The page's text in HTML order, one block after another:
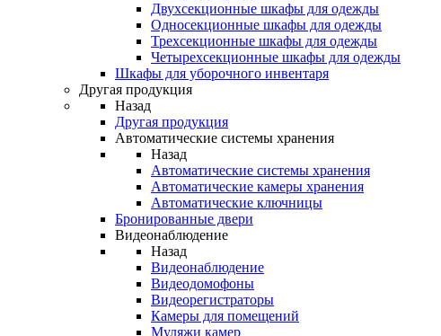
Двухсекционные шкафы для одежды
Односекционные шкафы для одежды
Трехсекционные шкафы для одежды
Четырехсекционные шкафы для одежды
Шкафы для уборочного инвентаря
Другая продукция
Назад
Другая продукция
Автоматические системы хранения
Назад
Автоматические системы хранения
Автоматические камеры хранения
Автоматические ключницы
Бронированные двери
Видеонаблюдение
Назад
Видеонаблюдение
Видеодомофоны
Видеорегистраторы
Камеры для помещений
Муляжи камер